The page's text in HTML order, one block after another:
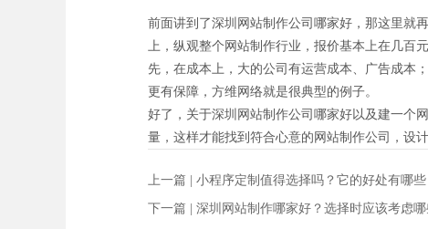
前面讲到了深圳网站制作公司哪家好，那这里就
上，纵观整个网站制作行业，报价基本上在几百
先，在成本上，大的公司有运营成本、广告成本
更有保障，方维网络就是很典型的例子。
好了，关于深圳网站制作公司哪家好以及建一个
量，这样才能找到符合心意的网站制作公司，设
上一篇 | 小程序定制值得选择吗？它的好处有哪些
下一篇 | 深圳网站制作哪家好？选择时应该考虑哪